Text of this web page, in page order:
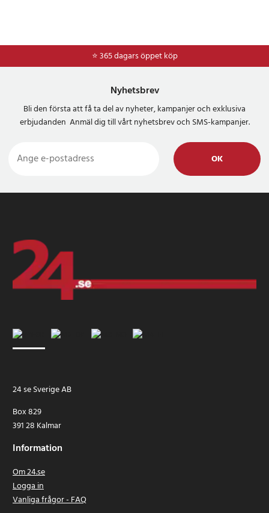
⭐ 365 dagars öppet köp
⭐Frakt 49kr *
Nyhetsbrev
Bli den första att få ta del av nyheter, kampanjer och exklusiva
erbjudanden Anmäl dig till vårt nyhetsbrev och SMS-kampanjer.
OK
24 se Sverige AB
Box 829
391 28 Kalmar
Information
Om 24.se
Logga in
Vanliga frågor - FAQ